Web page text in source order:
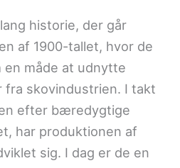
historie, der går
af 1900-tallet, hvor de
måde at udnytte
fra skovindustrien. I takt
efter bæredygtige
har produktionen af
sig. I dag er de en